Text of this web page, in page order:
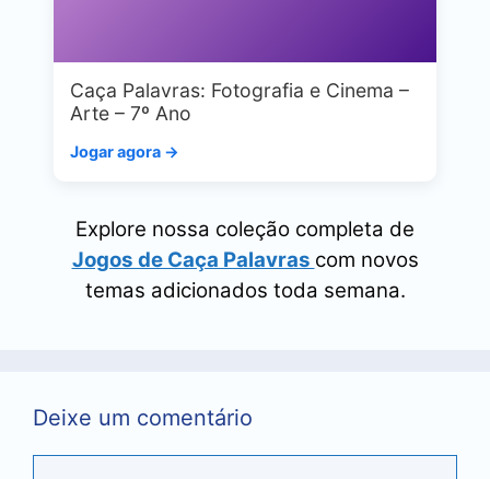
Caça Palavras: Fotografia e Cinema –
Arte – 7º Ano
Jogar agora →
Explore nossa coleção completa de
Jogos de Caça Palavras com novos
temas adicionados toda semana.
Deixe um comentário